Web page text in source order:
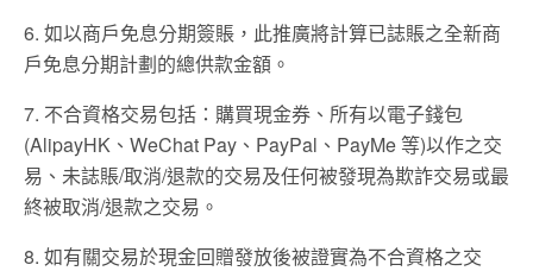
6. 如以商戶免息分期簽賬，此推廣將計算已誌賬之全新商
戶免息分期計劃的總供款金額。
7. 不合資格交易包括：購買現金券、所有以電子錢包
(AlipayHK、WeChat Pay、PayPal、PayMe 等)以作之交
易、未誌賬/取消/退款的交易及任何被發現為欺詐交易或最
終被取消/退款之交易。
8. 如有關交易於現金回贈發放後被證實為不合資格之交